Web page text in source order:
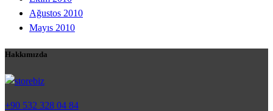
Ağustos 2010
Mayıs 2010
Hakkımızda
+90 532 328 04 84